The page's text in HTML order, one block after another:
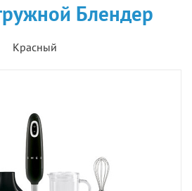
Блендер
Красный